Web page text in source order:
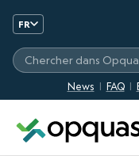
FR
News FAQ
Chercher